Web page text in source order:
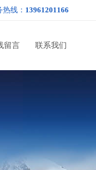
线： 13961201166
留言 联系我们